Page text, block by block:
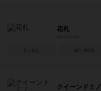
花札
2～3人 30～60分
クイーンドミノ